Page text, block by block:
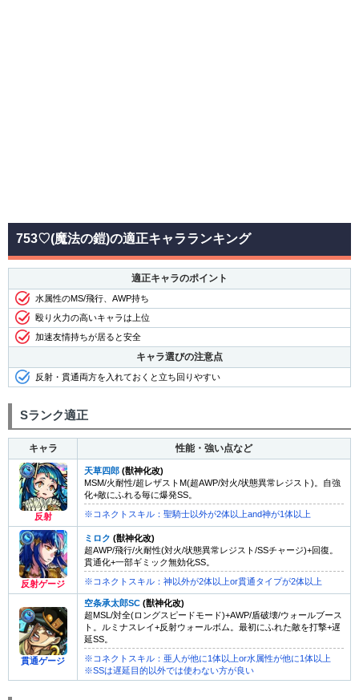
753♡(魔法の鎧)の適正キャラランキング
適正キャラのポイント
水属性のMS/飛行、AWP持ち
殴り火力の高いキャラは上位
加速友情持ちが居ると安全
キャラ選びの注意点
反射・貫通両方を入れておくと立ち回りやすい
Sランク適正
キャラ 性能・強い点など
反射
天草四郎 (獣神化改)
MSM/火耐性/超レザストM(超AWP/対火/状態異常レジスト)。自強
化+敵にふれる毎に爆発SS。
※コネクトスキル：聖騎士以外が2体以上and神が1体以上
反射ゲージ
ミロク (獣神化改)
超AWP/飛行/火耐性(対火/状態異常レジスト/SSチャージ)+回復。
貫通化+一部ギミック無効化SS。
※コネクトスキル：神以外が2体以上or貫通タイプが2体以上
貫通ゲージ
空条承太郎SC (獣神化改)
超MSL/対全(ロングスピードモード)+AWP/盾破壊/ウォールブース
ト。ルミナスレイ+反射ウォールボム。最初にふれた敵を打撃+遅
延SS。
※コネクトスキル：亜人が他に1体以上or水属性が他に1体以上
※SSは遅延目的以外では使わない方が良い